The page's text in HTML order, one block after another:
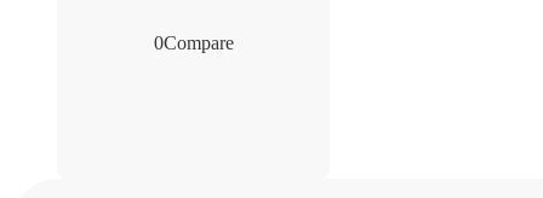
0Compare